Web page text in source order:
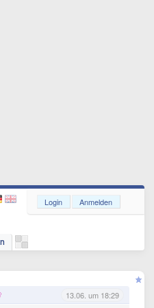
Login Anmelden
13.06. um 18:29